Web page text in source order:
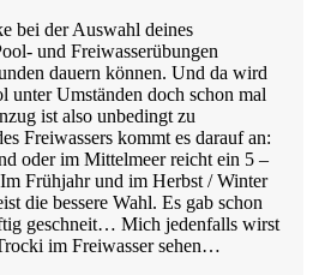
bei der Auswahl deines
und Freiwasserübungen
dauern können. Und da wird
unter Umständen doch schon mal
ist also unbedingt zu
Freiwassers kommt es darauf an:
oder im Mittelmeer reicht ein 5 –
Frühjahr und im Herbst / Winter
die bessere Wahl. Es gab schon
geschneit… Mich jedenfalls wirst
im Freiwasser sehen…